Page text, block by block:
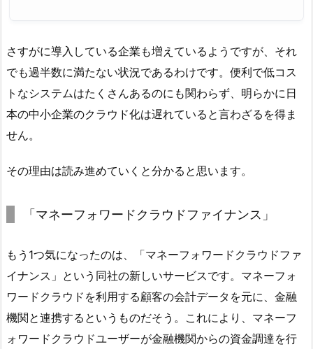
さすがに導入している企業も増えているようですが、それ
でも過半数に満たない状況であるわけです。便利で低コス
トなシステムはたくさんあるのにも関わらず、明らかに日
本の中小企業のクラウド化は遅れていると言わざるを得ま
せん。
その理由は読み進めていくと分かると思います。
「マネーフォワードクラウドファイナンス」
もう1つ気になったのは、「マネーフォワードクラウドファ
イナンス」という同社の新しいサービスです。マネーフォ
ワードクラウドを利用する顧客の会計データを元に、金融
機関と連携するというものだそう。これにより、マネーフ
ォワードクラウドユーザーが金融機関からの資金調達を行